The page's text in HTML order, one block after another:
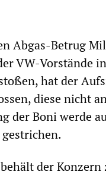
Abgas-Betrug
VW-Vorstände
hat der
diese nicht
der Boni werde
der